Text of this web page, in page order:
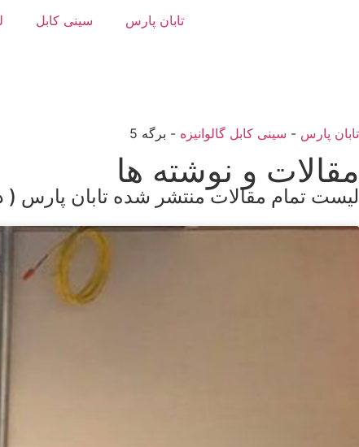
تابان پارس سینی کابل
تابان پارس - سینی کابل گالوانیزه - برگه 5
مقالات و نوشته ها
لیست تمام مقالات منتشر شده تابان پارس (